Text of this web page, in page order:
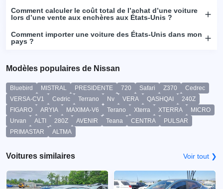
Comment calculer le coût total de l’achat d’une voiture
lors d’une vente aux enchères aux États-Unis ?
Comment importer une voiture des États-Unis dans mon
pays ?
Modèles populaires de Nissan
Bluebird MISTRAL PRESIDENTE 720 Safari Z370
Cedrec
VERSA-CV1
Cedric Terrano Nv VERA QASHQAI
240Z
FIGARO
ARYIA MAXIMA-V6 Terano Xterra XTERRA
MICRO
Urvan
ALTI 280Z AVENIR Teana CENTRA
PULSAR
PRIMASTAR
ALTMA
Voitures similaires Voir tout ❯